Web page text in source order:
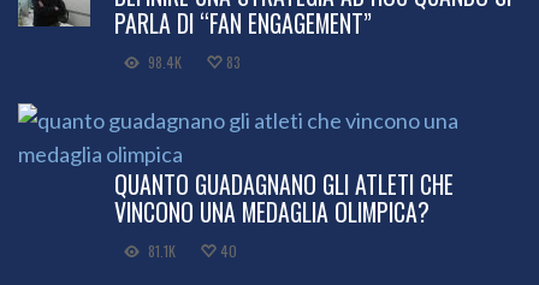
PARLA DI “FAN ENGAGEMENT”
98.4K 83
QUANTO GUADAGNANO GLI ATLETI CHE
VINCONO UNA MEDAGLIA OLIMPICA?
81.1K 40